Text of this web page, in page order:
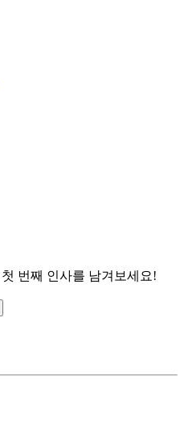
첫 번째 인사를 남겨보세요!